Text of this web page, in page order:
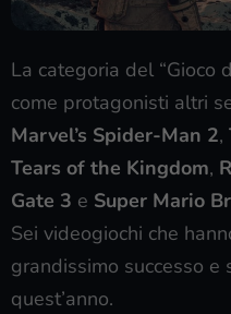
La categoria del “Gioco
come protagonisti altri
Marvel’s Spider-Man 2,
Tears of the Kingdom,
Gate 3 e Super Mario
Sei videogiochi che
grandissimo successo e
quest’anno.